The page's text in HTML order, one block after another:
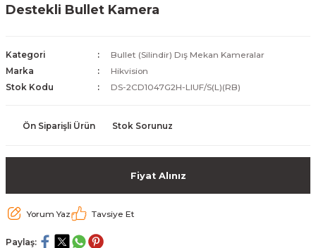
ve Bağlantı Kabloları
Kamera Lisansları
Fi) ve Access Point Ürünleri
Antivirüs Yazılımları
Kurtarma
Merkezi Altyapısı
Destekli Bullet Kamera
Kategori
Bullet (Silindir) Dış Mekan Kameralar
Marka
Hikvision
Stok Kodu
DS-2CD1047G2H-LIUF/S(L)(RB)
Ön Siparişli Ürün Stok Sorunuz
Fiyat Alınız
Yorum Yaz Tavsiye Et
Paylaş: